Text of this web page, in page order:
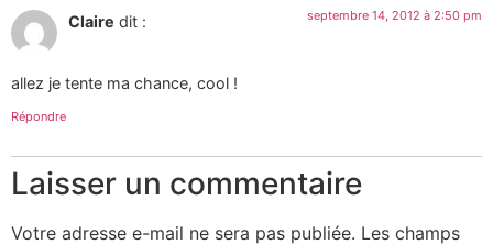
Claire dit : septembre 14, 2012 à 2:50 pm
allez je tente ma chance, cool !
Répondre
Laisser un commentaire
Votre adresse e-mail ne sera pas publiée. Les champs